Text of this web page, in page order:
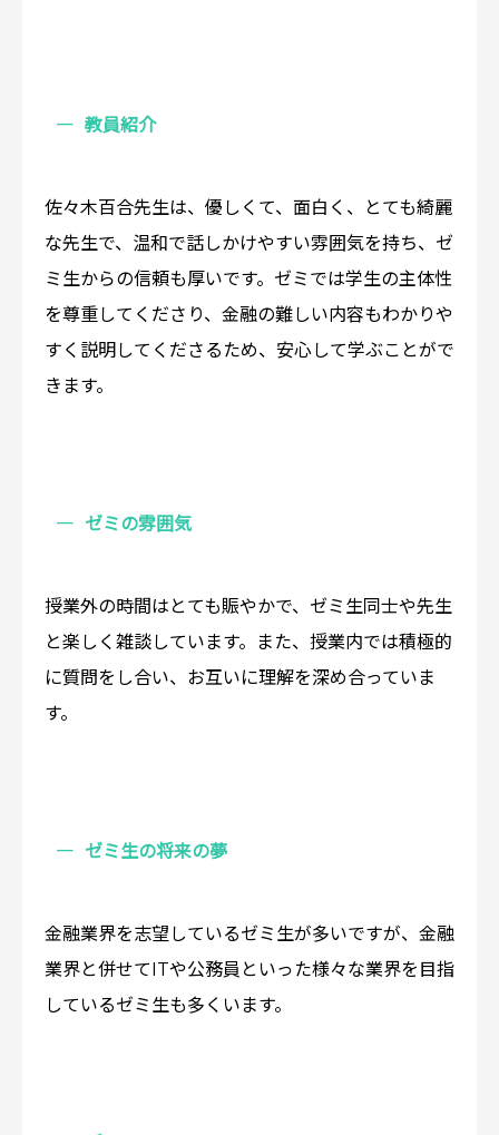
教員紹介
佐々木百合先生は、優しくて、面白く、とても綺麗
な先生で、温和で話しかけやすい雰囲気を持ち、ゼ
ミ生からの信頼も厚いです。ゼミでは学生の主体性
を尊重してくださり、金融の難しい内容もわかりや
すく説明してくださるため、安心して学ぶことがで
きます。
ゼミの雰囲気
授業外の時間はとても賑やかで、ゼミ生同士や先生
と楽しく雑談しています。また、授業内では積極的
に質問をし合い、お互いに理解を深め合っていま
す。
ゼミ生の将来の夢
金融業界を志望しているゼミ生が多いですが、金融
業界と併せてITや公務員といった様々な業界を目指
しているゼミ生も多くいます。